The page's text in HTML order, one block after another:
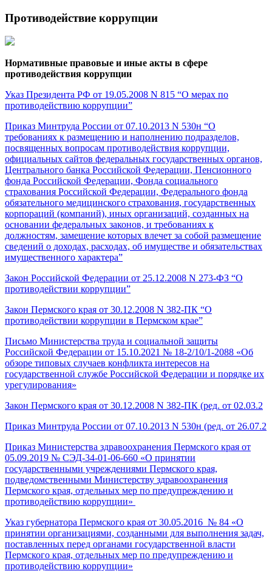
Противодействие коррупции
Нормативные правовые и иные акты в сфере
противодействия коррупции
Указ Президента РФ от 19.05.2008 N 815 “О мерах по
противодействию коррупции”
Приказ Минтруда России от 07.10.2013 N 530н “О
требованиях к размещению и наполнению подразделов,
посвященных вопросам противодействия коррупции,
официальных сайтов федеральных государственных органов,
Центрального банка Российской Федерации, Пенсионного
фонда Российской Федерации, Фонда социального
страхования Российской Федерации, Федерального фонда
обязательного медицинского страхования, государственных
корпораций (компаний), иных организаций, созданных на
основании федеральных законов, и требованиях к
должностям, замещение которых влечет за собой размещение
сведений о доходах, расходах, об имуществе и обязательствах
имущественного характера”
Закон Российской Федерации от 25.12.2008 N 273-ФЗ “О
противодействии коррупции”
Закон Пермского края от 30.12.2008 N 382-ПК “О
противодействии коррупции в Пермском крае”
Письмо Министерства труда и социальной защиты
Российской Федерации от 15.10.2021 № 18-2/10/1-2088 «Об
обзоре типовых случаев конфликта интересов на
государственной службе Российской Федерации и порядке их
урегулирования»
Закон Пермского края от 30.12.2008 N 382-ПК (ред. от 02.03.2
Приказ Минтруда России от 07.10.2013 N 530н (ред. от 26.07.2
Приказ Министерства здравоохранения Пермского края от
05.09.2019 № СЭД-34-01-06-660 «О принятии
государственными учреждениями Пермского края,
подведомственными Министерству здравоохранения
Пермского края, отдельных мер по предупреждению и
противодействию коррупции»
Указ губернатора Пермского края от 30.05.2016 № 84 «О
принятии организациями, созданными для выполнения задач,
поставленных перед органами государственной власти
Пермского края, отдельных мер по предупреждению и
противодействию коррупции»